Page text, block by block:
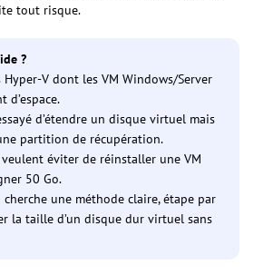
tout risque.
?
V dont les VM Windows/Server
d’espace.
d’étendre un disque virtuel mais
partition de récupération.
éviter de réinstaller une VM
50 Go.
une méthode claire, étape par
la taille d’un disque dur virtuel sans